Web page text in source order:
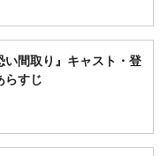
間取り』キャスト・登
らすじ